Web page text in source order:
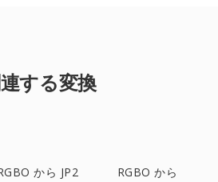
する変換
から JP2
RGBO から